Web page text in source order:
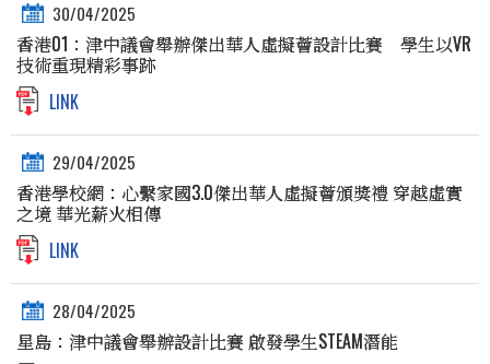
30/04/2025
香港01：津中議會舉辦傑出華人虛擬薈設計比賽 學生以VR
技術重現精彩事跡
LINK
29/04/2025
香港學校網：心繫家國3.0傑出華人虛擬薈頒獎禮 穿越虛實
之境 華光薪火相傳
LINK
28/04/2025
星島：津中議會舉辦設計比賽 啟發學生STEAM潛能